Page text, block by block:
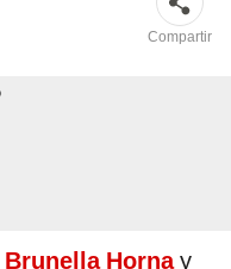
Compartir
Brunella Hornay